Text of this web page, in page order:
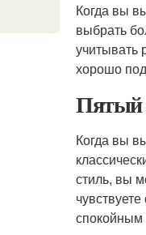
Когда вы
выбрать
учитывать
хорошо
Пятый
Когда вы
стиль, вы